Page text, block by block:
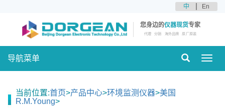
中 En
您身边的仪器现货专家
代理 分销 海外品牌 原厂原装
导航菜单
当前位置:首页>产品中心>环境监测仪器>美国
R.M.Young>